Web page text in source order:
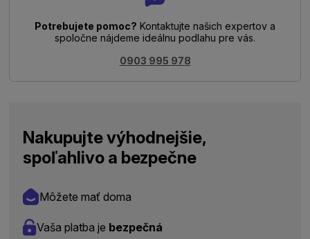
Potrebujete pomoc? Kontaktujte našich expertov a
spoločne nájdeme ideálnu podlahu pre vás.
0903 995 978
Nakupujte výhodnejšie,
spoľahlivo a bezpečne
Môžete mať doma
Vaša platba je bezpečná